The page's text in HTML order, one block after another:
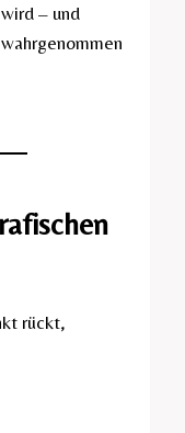
– und
wahrgenommen
rückt,